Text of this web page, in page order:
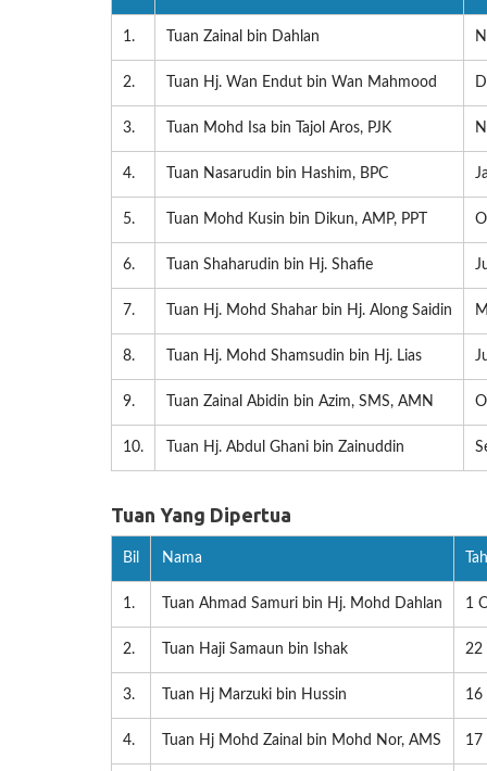
1. Tuan Zainal bin Dahlan
2. Tuan Hj. Wan Endut bin Wan Mahmood
3. Tuan Mohd Isa bin Tajol Aros, PJK
4. Tuan Nasarudin bin Hashim, BPC
5. Tuan Mohd Kusin bin Dikun, AMP, PPT
6. Tuan Shaharudin bin Hj. Shafie
7. Tuan Hj. Mohd Shahar bin Hj. Along Saidin
8. Tuan Hj. Mohd Shamsudin bin Hj. Lias
9. Tuan Zainal Abidin bin Azim, SMS, AMN
10. Tuan Hj. Abdul Ghani bin Zainuddin
Tuan Yang Dipertua
Bil Nama
1. Tuan Ahmad Samuri bin Hj. Mohd Dahlan 1
2. Tuan Haji Samaun bin Ishak 22
3. Tuan Hj Marzuki bin Hussin 16
4. Tuan Hj Mohd Zainal bin Mohd Nor, AMS 17